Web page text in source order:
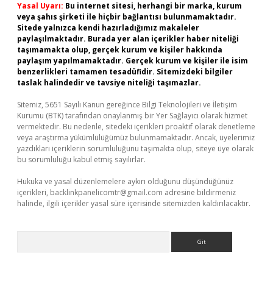
Yasal Uyarı: Bu internet sitesi, herhangi bir marka, kurum
veya şahıs şirketi ile hiçbir bağlantısı bulunmamaktadır.
Sitede yalnızca kendi hazırladığımız makaleler
paylaşılmaktadır. Burada yer alan içerikler haber niteliği
taşımamakta olup, gerçek kurum ve kişiler hakkında
paylaşım yapılmamaktadır. Gerçek kurum ve kişiler ile isim
benzerlikleri tamamen tesadüfidir. Sitemizdeki bilgiler
taslak halindedir ve tavsiye niteliği taşımazlar.
Sitemiz, 5651 Sayılı Kanun gereğince Bilgi Teknolojileri ve İletişim
Kurumu (BTK) tarafından onaylanmış bir Yer Sağlayıcı olarak hizmet
vermektedir. Bu nedenle, sitedeki içerikleri proaktif olarak denetleme
veya araştırma yükümlülüğümüz bulunmamaktadır. Ancak, üyelerimiz
yazdıkları içeriklerin sorumluluğunu taşımakta olup, siteye üye olarak
bu sorumluluğu kabul etmiş sayılırlar.
Hukuka ve yasal düzenlemelere aykırı olduğunu düşündüğünüz
içerikleri, backlinkpanelicomtr@gmail.com adresine bildirmeniz
halinde, ilgili içerikler yasal süre içerisinde sitemizden kaldırılacaktır.